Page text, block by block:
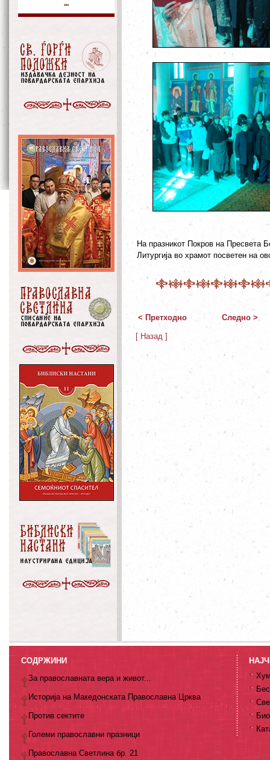
На празникот Покров на Пресвета
Литургија во храмот посветен на
< Претходно Следно >
[ Назад ]
СОДРЖИНИ
За православната вера и живот...
Историја на Македонската Православна Црква
Против сектите
Големи православни празници
Православна Светлина бр. 21